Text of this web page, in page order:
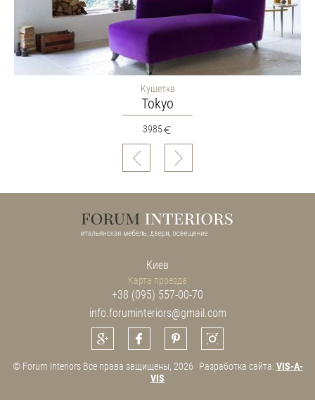
Кушетка
Tokyo
3985
Киев
Карта проезда
+38 (095) 557-00-70
info.foruminteriors@gmail.com
© Forum Interiors Все права защищены, 2026 Разработка сайта: VIS-A-
VIS